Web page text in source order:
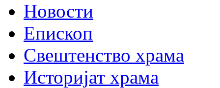
Новости
Епископ
Свештенство храма
Историјат храма